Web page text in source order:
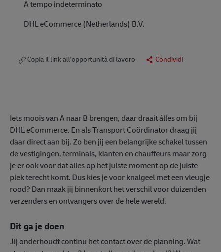
A tempo indeterminato
DHL eCommerce (Netherlands) B.V.
Copia il link all’opportunità di lavoro Condividi
Iets moois van A naar B brengen, daar draait álles om bij
DHL eCommerce. En als Transport Coördinator draag jij
daar direct aan bij. Zo ben jij een belangrijke schakel tussen
de vestigingen, terminals, klanten en chauffeurs maar zorg
je er ook voor dat alles op het juiste moment op de juiste
plek terecht komt. Dus kies je voor knalgeel met een vleugje
rood? Dan maak jij binnenkort het verschil voor duizenden
verzenders en ontvangers over de hele wereld.
Dit ga je doen
Jij onderhoudt continu het contact over de planning. Wat